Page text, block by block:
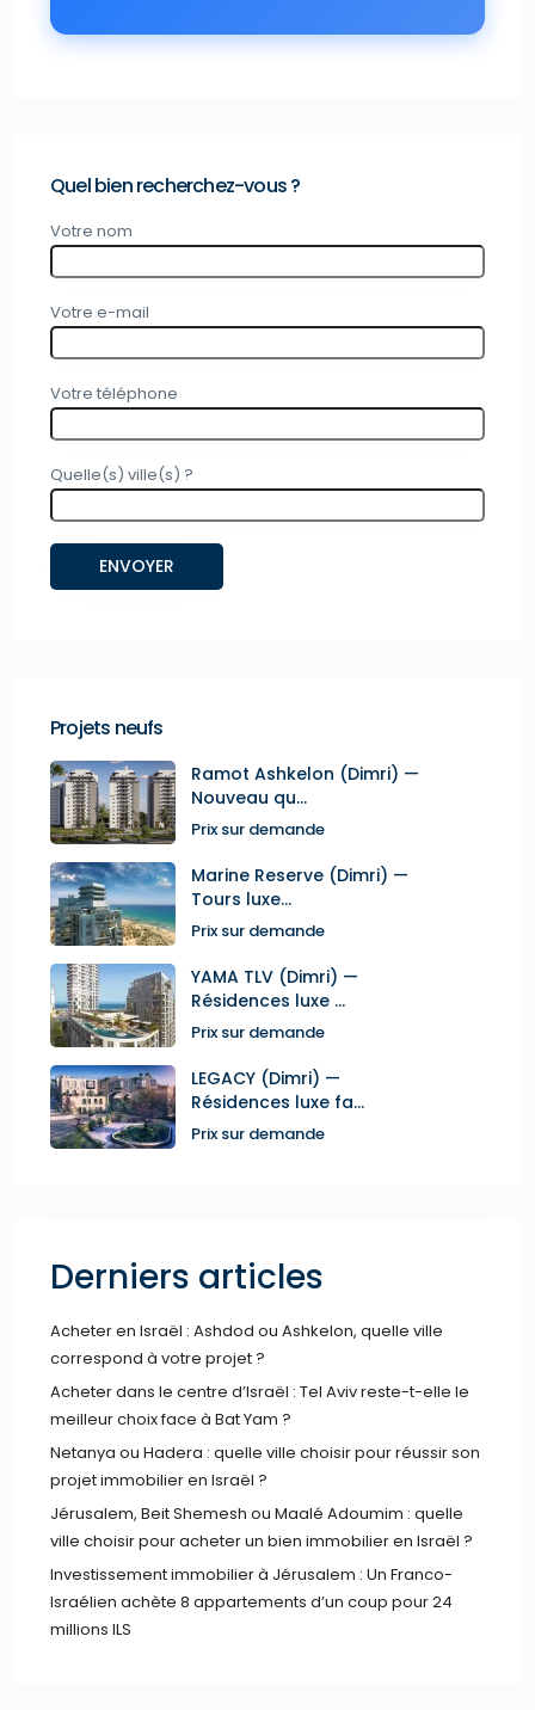
Quel bien recherchez-vous ?
Votre nom
Votre e-mail
Votre téléphone
Quelle(s) ville(s) ?
Projets neufs
Ramot Ashkelon (Dimri) —
Nouveau qu...
Prix sur demande
Marine Reserve (Dimri) —
Tours luxe...
Prix sur demande
YAMA TLV (Dimri) —
Résidences luxe ...
Prix sur demande
LEGACY (Dimri) —
Résidences luxe fa...
Prix sur demande
Derniers articles
Acheter en Israël : Ashdod ou Ashkelon, quelle ville
correspond à votre projet ?
Acheter dans le centre d’Israël : Tel Aviv reste-t-elle le
meilleur choix face à Bat Yam ?
Netanya ou Hadera : quelle ville choisir pour réussir son
projet immobilier en Israël ?
Jérusalem, Beit Shemesh ou Maalé Adoumim : quelle
ville choisir pour acheter un bien immobilier en Israël ?
Investissement immobilier à Jérusalem : Un Franco-
Israélien achète 8 appartements d’un coup pour 24
millions ILS